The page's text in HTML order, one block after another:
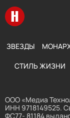
Перейти на
ЗВЕЗДЫ
СТИЛЬ ЖИЗНИ
ООО «Медиа
ИНН 9718149525.
ФС77- 81184